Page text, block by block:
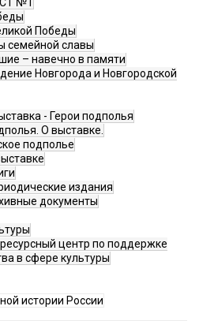
№1
Победы
семейной славы
– навечно в памяти
Новгорода и Новгородской
- Герои подполья
О выставке.
подполье
издания
документы
центр по поддержке
в сфере культуры
истории России